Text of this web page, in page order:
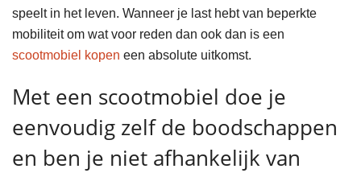
speelt in het leven. Wanneer je last hebt van beperkte
mobiliteit om wat voor reden dan ook dan is een
scootmobiel kopen een absolute uitkomst.
Met een scootmobiel doe je
eenvoudig zelf de boodschappen
en ben je niet afhankelijk van